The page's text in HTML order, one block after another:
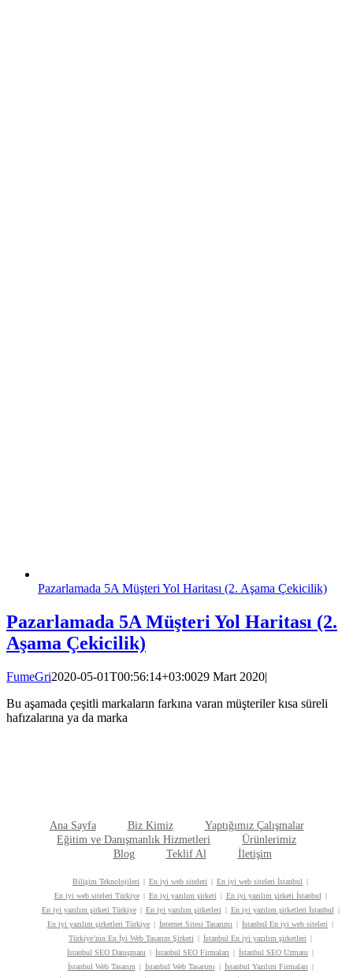
Pazarlamada 5A Müşteri Yol Haritası (2. Aşama Çekicilik)
Pazarlamada 5A Müşteri Yol Haritası (2.
Aşama Çekicilik)
FumeGri2020-05-01T00:56:14+03:0029 Mart 2020|
Bu aşamada çeşitli markaların farkına varan müşteriler kısa süreli
hafızalarına ya da marka
Ana Sayfa Biz Kimiz
Yaptığımız Çalışmalar
Eğitim ve Danışmanlık Hizmetleri
Ürünlerimiz
Blog
Teklif Al İletişim
Bilişim Teknolojileri En iyi web siteleri
En iyi web siteleri İstanbul
En iyi web siteleri Türkiye
En iyi yazılım şirketi
En iyi yazılım şirketi İstanbul
En iyi yazılım şirketi Türkiye
En iyi yazılım şirketleri
En iyi yazılım şirketleri İstanbul
En iyi yazılım şirketleri Türkiye
İnternet Sitesi Tasarımı
İstanbul En iyi web siteleri
Türkiye’nin En İyi Web Tasarım Şirketi
İstanbul En iyi yazılım şirketleri
İstanbul SEO Danışmanı
İstanbul SEO Firmaları
İstanbul SEO Uzmanı
İstanbul Web Tasarım
İstanbul Web Tasarımı
İstanbul Yazılım Firmaları